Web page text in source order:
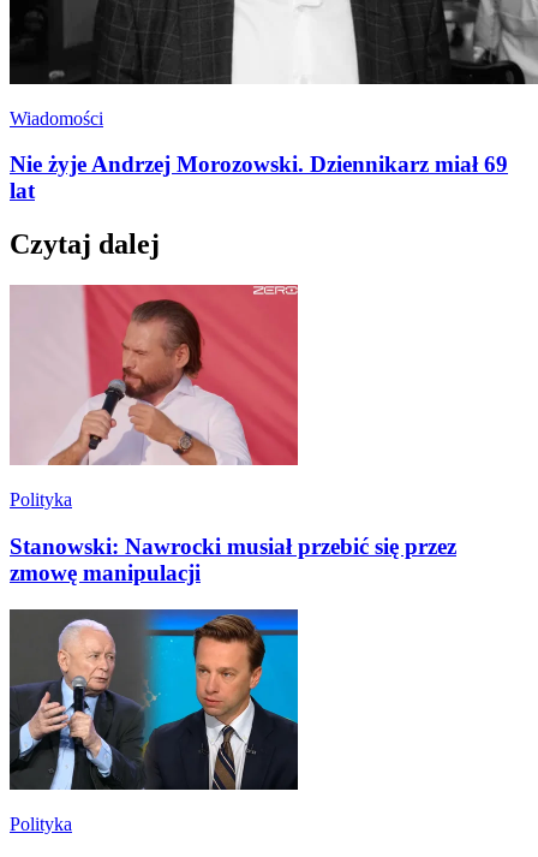
Wiadomości
Nie żyje Andrzej Morozowski. Dziennikarz miał 69
lat
Czytaj dalej
Polityka
Stanowski: Nawrocki musiał przebić się przez
zmowę manipulacji
Polityka